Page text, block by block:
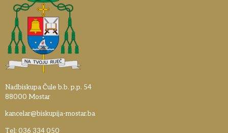
Nadbiskupa Čule b.b. p.p. 54
88000 Mostar
kancelar@biskupija-mostar.ba
Tel: 036 334 050